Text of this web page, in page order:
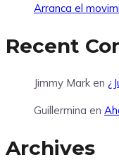
Arranca el
Recent
Jimmy Mark en
Guillermina en
Archives